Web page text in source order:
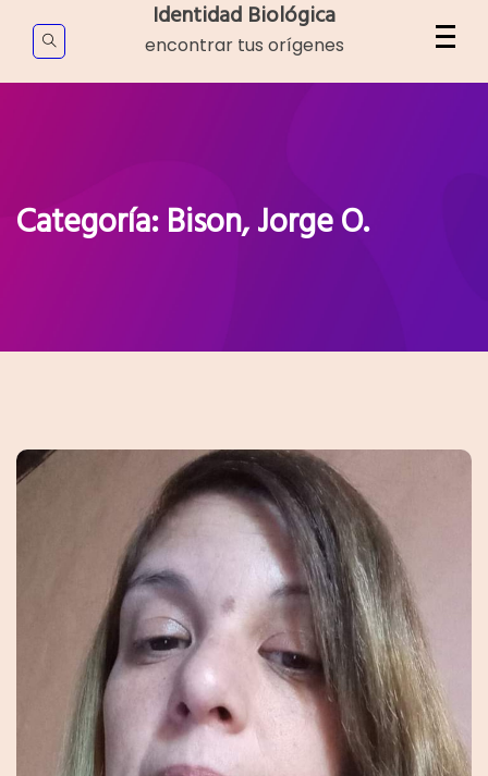
content
Identidad Biológica
encontrar tus orígenes
Categoría:Bison, Jorge O.